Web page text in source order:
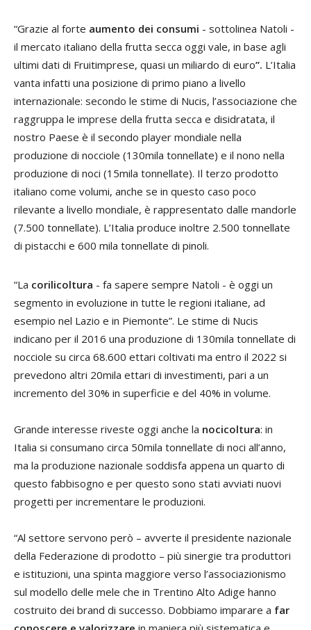
“Grazie al forte aumento dei consumi - sottolinea Natoli -
il mercato italiano della frutta secca oggi vale, in base agli
ultimi dati di Fruitimprese, quasi un miliardo di euro”. L’Italia
vanta infatti una posizione di primo piano a livello
internazionale: secondo le stime di Nucis, l’associazione che
raggruppa le imprese della frutta secca e disidratata, il
nostro Paese è il secondo player mondiale nella
produzione di nocciole (130mila tonnellate) e il nono nella
produzione di noci (15mila tonnellate). Il terzo prodotto
italiano come volumi, anche se in questo caso poco
rilevante a livello mondiale, è rappresentato dalle mandorle
(7.500 tonnellate). L’Italia produce inoltre 2.500 tonnellate
di pistacchi e 600 mila tonnellate di pinoli.
“La corilicoltura - fa sapere sempre Natoli - è oggi un
segmento in evoluzione in tutte le regioni italiane, ad
esempio nel Lazio e in Piemonte”. Le stime di Nucis
indicano per il 2016 una produzione di 130mila tonnellate di
nocciole su circa 68.600 ettari coltivati ma entro il 2022 si
prevedono altri 20mila ettari di investimenti, pari a un
incremento del 30% in superficie e del 40% in volume.
Grande interesse riveste oggi anche la nocicoltura: in
Italia si consumano circa 50mila tonnellate di noci all’anno,
ma la produzione nazionale soddisfa appena un quarto di
questo fabbisogno e per questo sono stati avviati nuovi
progetti per incrementare le produzioni.
“Al settore servono però – avverte il presidente nazionale
della Federazione di prodotto – più sinergie tra produttori
e istituzioni, una spinta maggiore verso l’associazionismo
sul modello delle mele che in Trentino Alto Adige hanno
costruito dei brand di successo. Dobbiamo imparare a far